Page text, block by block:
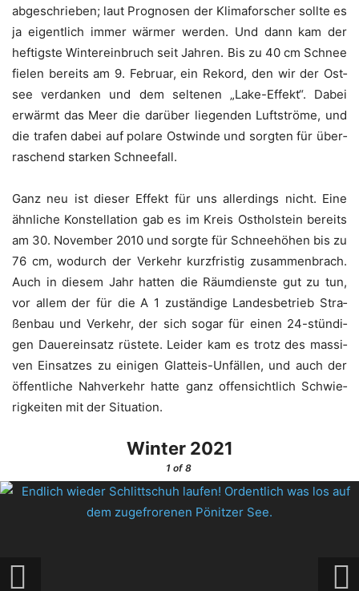
abge­schrie­ben; laut Pro­gno­sen der Kli­ma­for­scher soll­te es
ja eigent­lich immer wär­mer wer­den. Und dann kam der
hef­tigs­te Win­ter­ein­bruch seit Jah­ren. Bis zu 40 cm Schnee
fie­len bereits am 9. Febru­ar, ein Rekord, den wir der Ost­
see ver­dan­ken und dem sel­te­nen „Lake-Effekt“. Dabei
erwärmt das Meer die dar­über lie­gen­den Luft­strö­me, und
die tra­fen dabei auf pola­re Ost­win­de und sorg­ten für über­
ra­schend star­ken Schneefall.
Ganz neu ist die­ser Effekt für uns aller­dings nicht. Eine
ähn­li­che Kon­stel­la­ti­on gab es im Kreis Ost­hol­stein bereits
am 30. Novem­ber 2010 und sorg­te für Schnee­hö­hen bis zu
76 cm, wodurch der Ver­kehr kurz­fris­tig zusam­men­brach.
Auch in die­sem Jahr hat­ten die Räum­diens­te gut zu tun,
vor allem der für die A 1 zustän­di­ge Lan­des­be­trieb Stra­
ßen­bau und Ver­kehr, der sich sogar für einen 24-stün­di­
gen Dau­er­ein­satz rüs­te­te. Lei­der kam es trotz des mas­si­
ven Ein­sat­zes zu eini­gen Glatt­eis-Unfäl­len, und auch der
öffent­li­che Nah­ver­kehr hat­te ganz offen­sicht­lich Schwie­
rig­kei­ten mit der Situation.
Win­ter 2021
1of 8